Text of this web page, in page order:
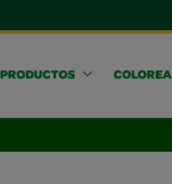
PRODUCTOS COLOREA